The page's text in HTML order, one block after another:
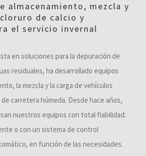
almacenamiento, mezcla y
de calcio y
el servicio invernal
en soluciones para la depuración de
residuales, ha desarrollado equipos
la mezcla y la carga de vehículos
carretera húmeda. Desde hace años,
nuestros equipos con total fiabilidad:
o con un sistema de control
en función de las necesidades.